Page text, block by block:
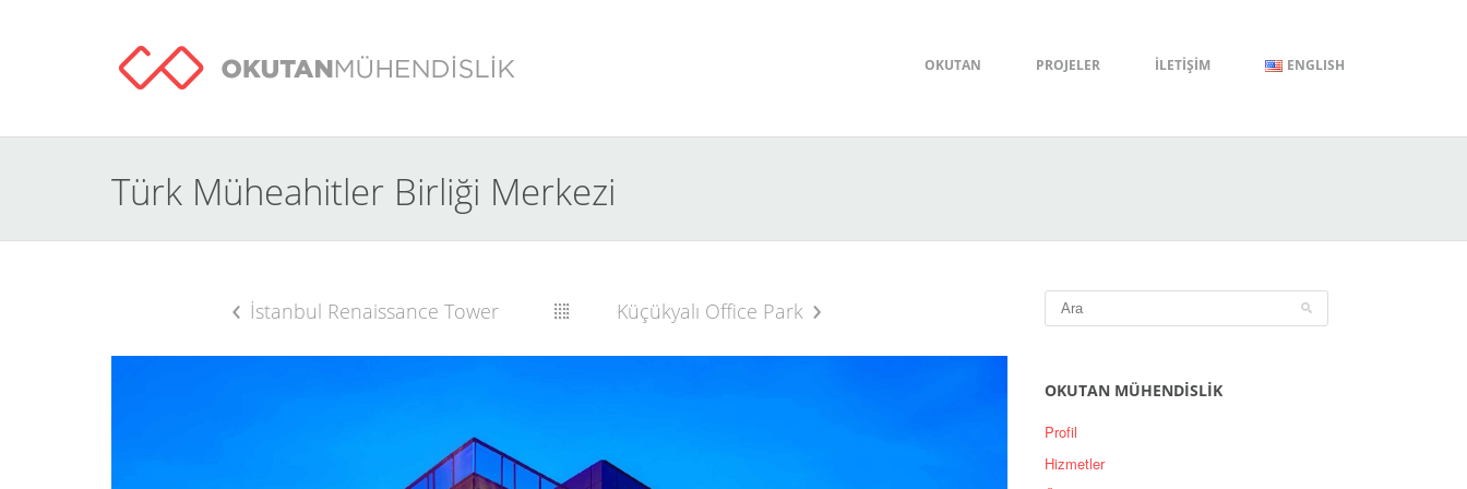
OKUTAN PROJELER İLETİŞİM ENGLISH
Türk Müheahitler Birliği Merkezi
İstanbul Renaissance Tower Küçükyalı Office Park
OKUTAN MÜHENDİSLİK
Profil
Hizmetler